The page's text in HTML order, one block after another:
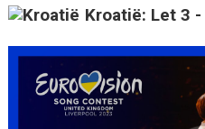
Kroatië: Let 3 -